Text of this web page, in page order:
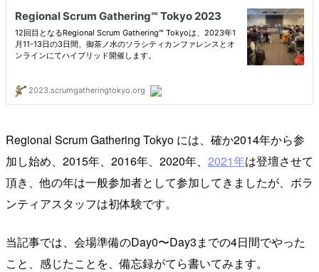
Regional Scrum Gathering Tokyo には、確か2014年から参
加し始め、2015年、2016年、2020年、 2021年は登壇させて
頂き、他の年は一般参加者として参加してきましたが、ボラ
ンティアスタッフは初体験です。
当記事では、会場準備のDay0〜Day3までの4日間でやった
こと、感じたことを、備忘録がてら書いてみます。